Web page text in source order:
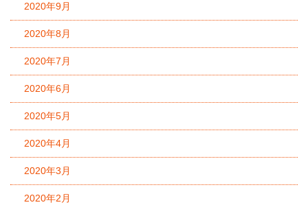
2020年9月
2020年8月
2020年7月
2020年6月
2020年5月
2020年4月
2020年3月
2020年2月